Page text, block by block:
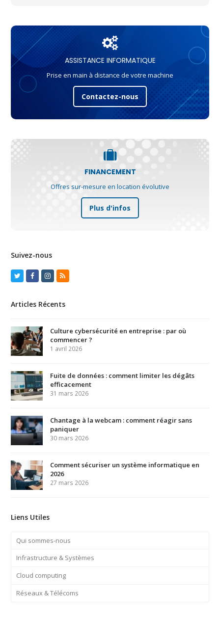
ASSISTANCE INFORMATIQUE
Prise en main à distance de votre machine
Contactez-nous
FINANCEMENT
Offres sur-mesure en location évolutive
Plus d'infos
Suivez-nous
TwitterFacebook
Instagram
RSS
Articles Récents
Culture cybersécurité en entreprise : par où
commencer ?
1 avril 2026
Fuite de données : comment limiter les dégâts
efficacement
31 mars 2026
Chantage à la webcam : comment réagir sans
paniquer
30 mars 2026
Comment sécuriser un système informatique en
2026
27 mars 2026
Liens Utiles
Qui sommes-nous
Infrastructure & Systèmes
Cloud computing
Réseaux & Télécoms